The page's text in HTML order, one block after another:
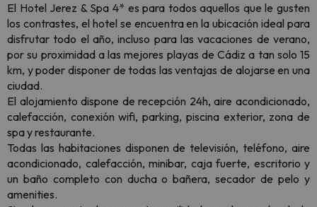
El Hotel Jerez & Spa 4* es para todos aquellos que le gusten
los contrastes, el hotel se encuentra en la ubicación ideal para
disfrutar todo el año, incluso para las vacaciones de verano,
por su proximidad a las mejores playas de Cádiz a tan solo 15
km, y poder disponer de todas las ventajas de alojarse en una
ciudad.
El alojamiento dispone de recepción 24h, aire acondicionado,
calefacción, conexión wifi, parking, piscina exterior, zona de
spa y restaurante.
Todas las habitaciones disponen de televisión, teléfono, aire
acondicionado, calefacción, minibar, caja fuerte, escritorio y
un baño completo con ducha o bañera, secador de pelo y
amenities.